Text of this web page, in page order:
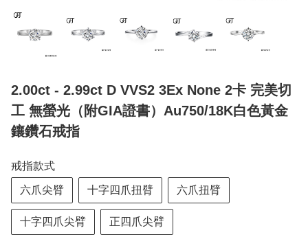
2.00ct - 2.99ct D VVS2 3Ex None 2卡 完美切
工 無螢光（附GIA證書）Au750/18K白色黃金
鑲鑽石戒指
戒指款式
六爪尖臂 十字四爪扭臂 六爪扭臂
十字四爪尖臂 正四爪尖臂